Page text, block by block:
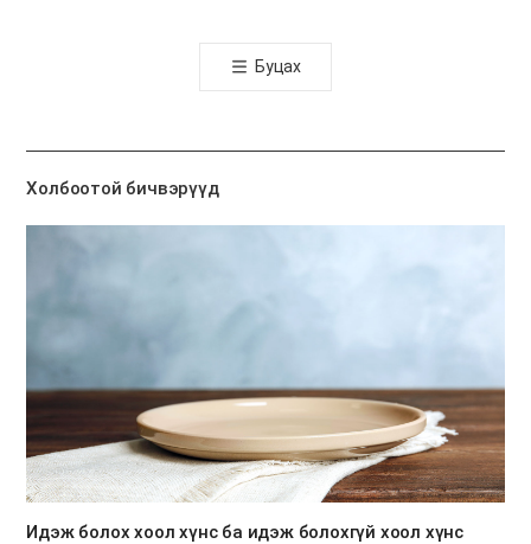
톡
공
기
Буцах
Холбоотой бичвэрүүд
Идэж болох хоол хүнс ба идэж болохгүй хоол хүнс